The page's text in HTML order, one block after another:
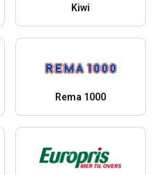
Kiwi
Rema 1000